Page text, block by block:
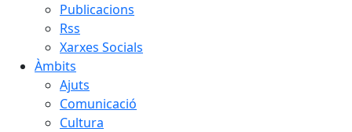
Publicacions
Rss
Xarxes Socials
Àmbits
Ajuts
Comunicació
Cultura